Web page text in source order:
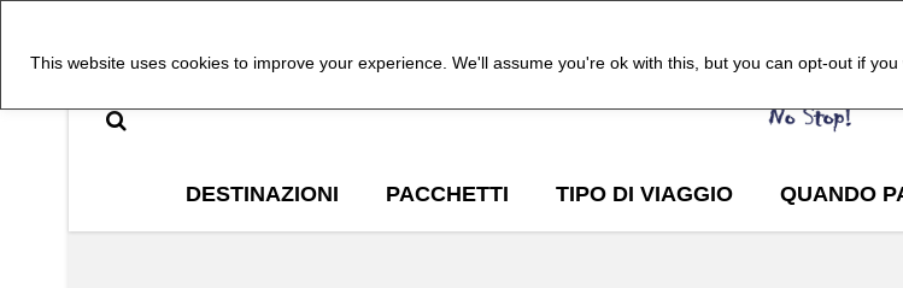
This website uses cookies to improve your experience. We'll assume you're ok with this, but you can opt-out if you
DESTINAZIONI PACCHETTI TIPO DI VIAGGIO QUANDO